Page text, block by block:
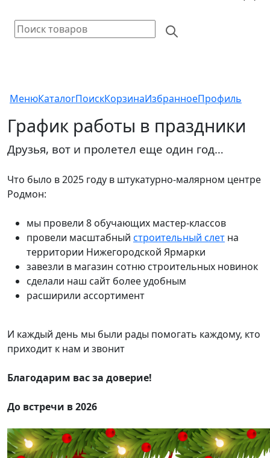
МенюКаталогПоискКорзинаИзбранноеПрофиль
График работы в праздники
Друзья, вот и пролетел еще один год…
Что было в 2025 году в штукатурно-малярном центре
Родмон:
мы провели 8 обучающих мастер-классов
провели масштабный строительный слет на
территории Нижегородской Ярмарки
завезли в магазин сотню строительных новинок
сделали наш сайт более удобным
расширили ассортимент
И каждый день мы были рады помогать каждому, кто
приходит к нам и звонит
Благодарим вас за доверие!
До встречи в 2026